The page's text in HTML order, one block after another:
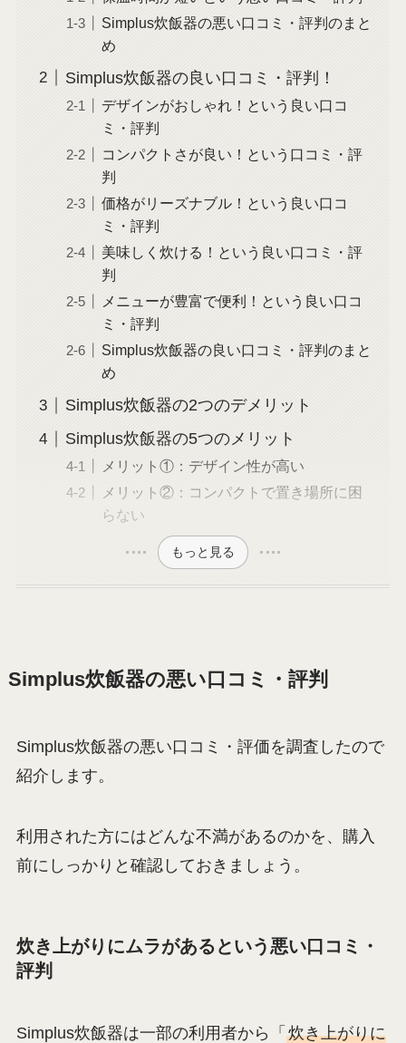
Simplus炊飯器の悪い口コミ・評判のまと
め
Simplus炊飯器の良い口コミ・評判！
デザインがおしゃれ！という良い口コ
ミ・評判
コンパクトさが良い！という口コミ・評
判
価格がリーズナブル！という良い口コ
ミ・評判
美味しく炊ける！という良い口コミ・評
判
メニューが豊富で便利！という良い口コ
ミ・評判
Simplus炊飯器の良い口コミ・評判のまと
め
Simplus炊飯器の2つのデメリット
Simplus炊飯器の5つのメリット
メリット①：デザイン性が高い
メリット②：コンパクトで置き場所に困
らない
もっと見る
Simplus炊飯器の悪い口コミ・評判
Simplus炊飯器の悪い口コミ・評価を調査したので
紹介します。
利用された方にはどんな不満があるのかを、購入
前にしっかりと確認しておきましょう。
炊き上がりにムラがあるという悪い口コミ・
評判
Simplus炊飯器は一部の利用者から「 炊き上がりに